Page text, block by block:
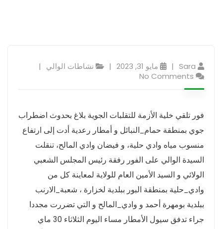
Sara مايو 31, 2023
نشاطات الوالي
No Comments
فور تلقي خلية الأزمة للتقلبات الجوية بلاغ بحدوث اضطراب
جوي بمنطقة حمام_النبائل و أمطار رعدية أدت إلى ارتفاع
منسوب مياه وادي حلية، و فيضان وادي المالح، تنقلت
السيدة الوالي على الفور رفقة رئيس المجلس الشعبي
الولائي و السيد الأمين العام للولاية لمعاينة كل من
وادي_حلية بمنطقة البور ببلدية لخزارة ، شعبة_الارنب
ببلدية بومهرة أحمد و وادي_المالح و التي تضررت مجددا
جراء تدفق سيول الأمطار مساء اليوم الثلاثاء 30 ماي